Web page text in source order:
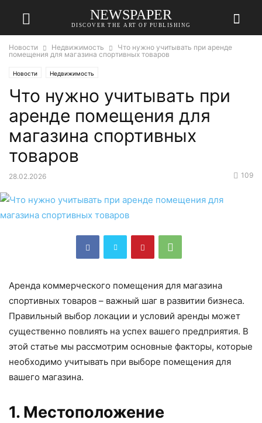
NEWSPAPER
DISCOVER THE ART OF PUBLISHING
Новости Недвижимость
Что нужно учитывать при аренде
помещения для магазина спортивных товаров
Новости Недвижимость
Что нужно учитывать при
аренде помещения для
магазина спортивных
товаров
28.02.2026 109
Аренда коммерческого помещения для магазина
спортивных товаров – важный шаг в развитии бизнеса.
Правильный выбор локации и условий аренды может
существенно повлиять на успех вашего предприятия. В
этой статье мы рассмотрим основные факторы, которые
необходимо учитывать при выборе помещения для
вашего магазина.
1. Местоположение